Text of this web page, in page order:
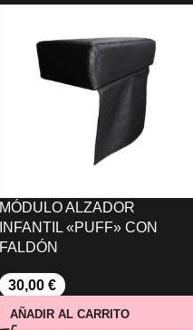
MÓDULO ALZADOR
INFANTIL «PUFF» CON
FALDÓN
30,00 €
AÑADIR AL CARRITO